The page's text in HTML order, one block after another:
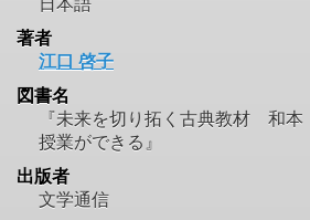
著者
江口 啓子
図書名
『未来を切り拓く古典教材 和本
授業ができる』
出版者
文学通信